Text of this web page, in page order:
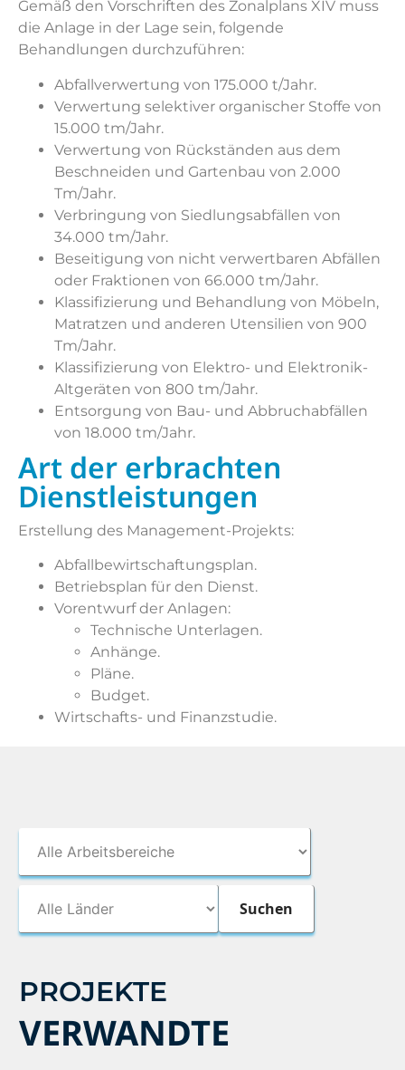
Gemäß den Vorschriften des Zonalplans XIV muss
die Anlage in der Lage sein, folgende
Behandlungen durchzuführen:
Abfallverwertung von 175.000 t/Jahr.
Verwertung selektiver organischer Stoffe von
15.000 tm/Jahr.
Verwertung von Rückständen aus dem
Beschneiden und Gartenbau von 2.000
Tm/Jahr.
Verbringung von Siedlungsabfällen von
34.000 tm/Jahr.
Beseitigung von nicht verwertbaren Abfällen
oder Fraktionen von 66.000 tm/Jahr.
Klassifizierung und Behandlung von Möbeln,
Matratzen und anderen Utensilien von 900
Tm/Jahr.
Klassifizierung von Elektro- und Elektronik-
Altgeräten von 800 tm/Jahr.
Entsorgung von Bau- und Abbruchabfällen
von 18.000 tm/Jahr.
Art der erbrachten
Dienstleistungen
Erstellung des Management-Projekts:
Abfallbewirtschaftungsplan.
Betriebsplan für den Dienst.
Vorentwurf der Anlagen:
Technische Unterlagen.
Anhänge.
Pläne.
Budget.
Wirtschafts- und Finanzstudie.
PROJEKTE
VERWANDTE